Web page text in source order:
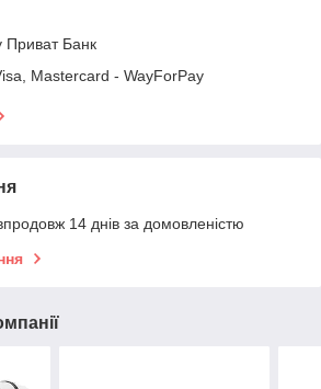
Приват Банк
Mastercard - WayForPay
14 днів за домовленістю